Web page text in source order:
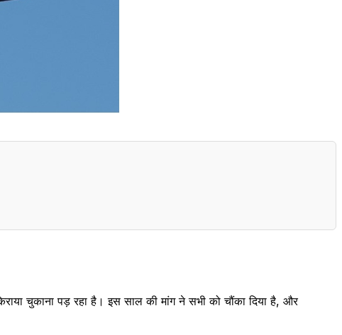
चुकाना पड़ रहा है। इस साल की मांग ने सभी को चौंका दिया है, और